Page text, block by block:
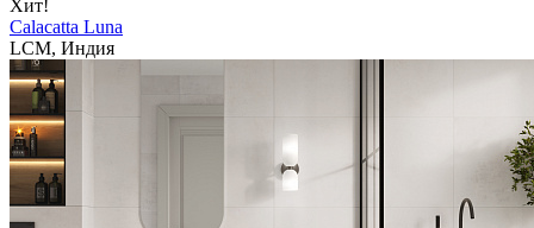
Хит!
Calacatta Luna
LCM, Индия